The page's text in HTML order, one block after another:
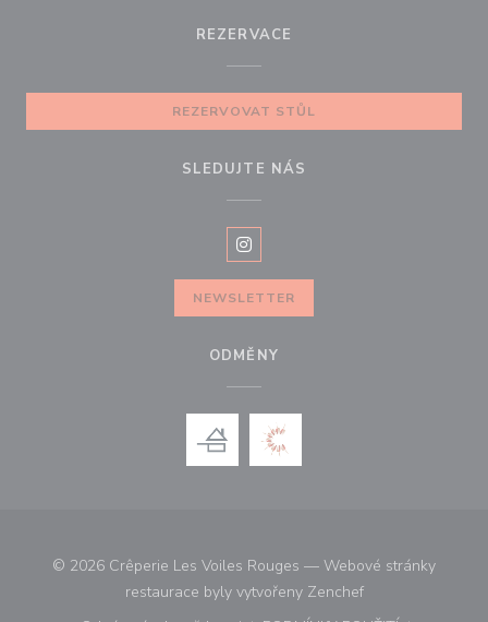
REZERVACE
REZERVOVAT STŮL
SLEDUJTE NÁS
Instagram ((otevře se v novém
NEWSLETTER
ODMĚNY
© 2026 Crêperie Les Voiles Rouges — Webové stránky
restaurace byly vytvořeny Zenchef((otevře se v